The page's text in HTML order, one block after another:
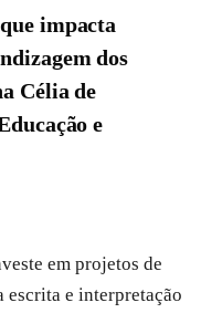
impacta
dos
Célia de
e
em projetos de
e interpretação